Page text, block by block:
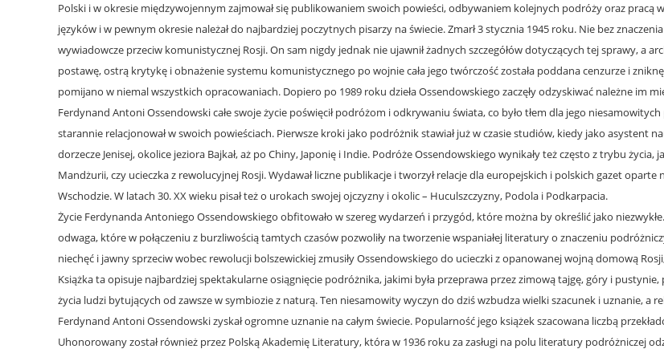
Polski i w okresie międzywojennym zajmował się publikowaniem swoich powieści, odbywaniem kolejnych podróży oraz pracą
języków i w pewnym okresie należał do najbardziej poczytnych pisarzy na świecie. Zmarł 3 stycznia 1945 roku. Nie bez
wywiadowcze przeciw komunistycznej Rosji. On sam nigdy jednak nie ujawnił żadnych szczegółów dotyczących tej sprawy, a
postawę, ostrą krytykę i obnażenie systemu komunistycznego po wojnie cała jego twórczość została poddana cenzurze i
pomijano w niemal wszystkich opracowaniach. Dopiero po 1989 roku dzieła Ossendowskiego zaczęły odzyskiwać należne im
Ferdynand Antoni Ossendowski całe swoje życie poświęcił podróżom i odkrywaniu świata, co było tłem dla jego
starannie relacjonował w swoich powieściach. Pierwsze kroki jako podróżnik stawiał już w czasie studiów, kiedy jako asystent
dorzecze Jenisej, okolice jeziora Bajkał, aż po Chiny, Japonię i Indie. Podróże Ossendowskiego wynikały też często z trybu
Mandżurii, czy ucieczka z rewolucyjnej Rosji. Wydawał liczne publikacje i tworzył relacje dla europejskich i polskich gazet
Wschodzie. W latach 30. XX wieku pisał też o urokach swojej ojczyzny i okolic – Huculszczyzny, Podola i Podkarpacia.
Życie Ferdynanda Antoniego Ossendowskiego obfitowało w szereg wydarzeń i przygód, które można by określić jako
odwaga, które w połączeniu z burzliwością tamtych czasów pozwoliły na tworzenie wspaniałej literatury o znaczeniu
niechęć i jawny sprzeciw wobec rewolucji bolszewickiej zmusiły Ossendowskiego do ucieczki z opanowanej wojną domową
Książka ta opisuje najbardziej spektakularne osiągnięcie podróżnika, jakimi była przeprawa przez zimową tajgę, góry i
życia ludzi bytujących od zawsze w symbiozie z naturą. Ten niesamowity wyczyn do dziś wzbudza wielki szacunek i uznanie, a
Ferdynand Antoni Ossendowski zyskał ogromne uznanie na całym świecie. Popularność jego książek szacowana liczbą
Uhonorowany został również przez Polską Akademię Literatury, która w 1936 roku za zasługi na polu literatury podróżniczej